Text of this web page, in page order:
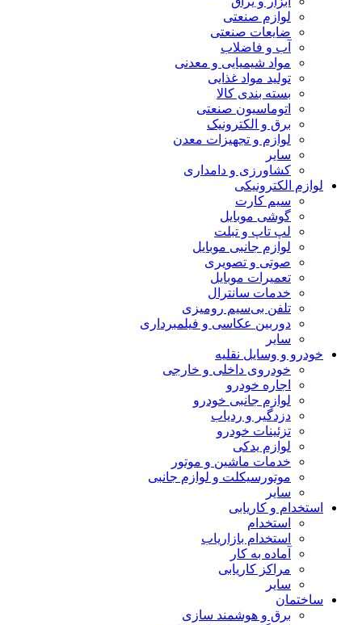
لوازم صنعتی
ضایعات صنعتی
آب و فاضلاب
مواد شیمیایی و معدنی
تولید مواد غذایی
بسته بندی کالا
اتوماسیون صنعتی
برق و الکترونیک
لوازم و تجهیزات معدن
سایر
کشاورزی و دامداری
لوازم الکترونیکی
سیم کارت
گوشی موبایل
لپ تاپ و تبلت
لوازم جانبی موبایل
صوتی و تصویری
تعمیرات موبایل
خدمات سانترال
تلفن بی‌سیم رومیزی
دوربین عکاسی و فیلمبرداری
سایر
خودرو و وسایل نقلیه
خودروی داخلی و خارجی
اجاره خودرو
لوازم جانبی خودرو
دزدگیر و ردیاب
تزئینات خودرو
لوازم یدکی
خدمات ماشین و موتور
موتورسیکلت و لوازم جانبی
سایر
استخدام و کاریابی
استخدام
استخدام بازاریاب
آماده به کار
مراکز کاریابی
سایر
ساختمان
برق و هوشمند سازی